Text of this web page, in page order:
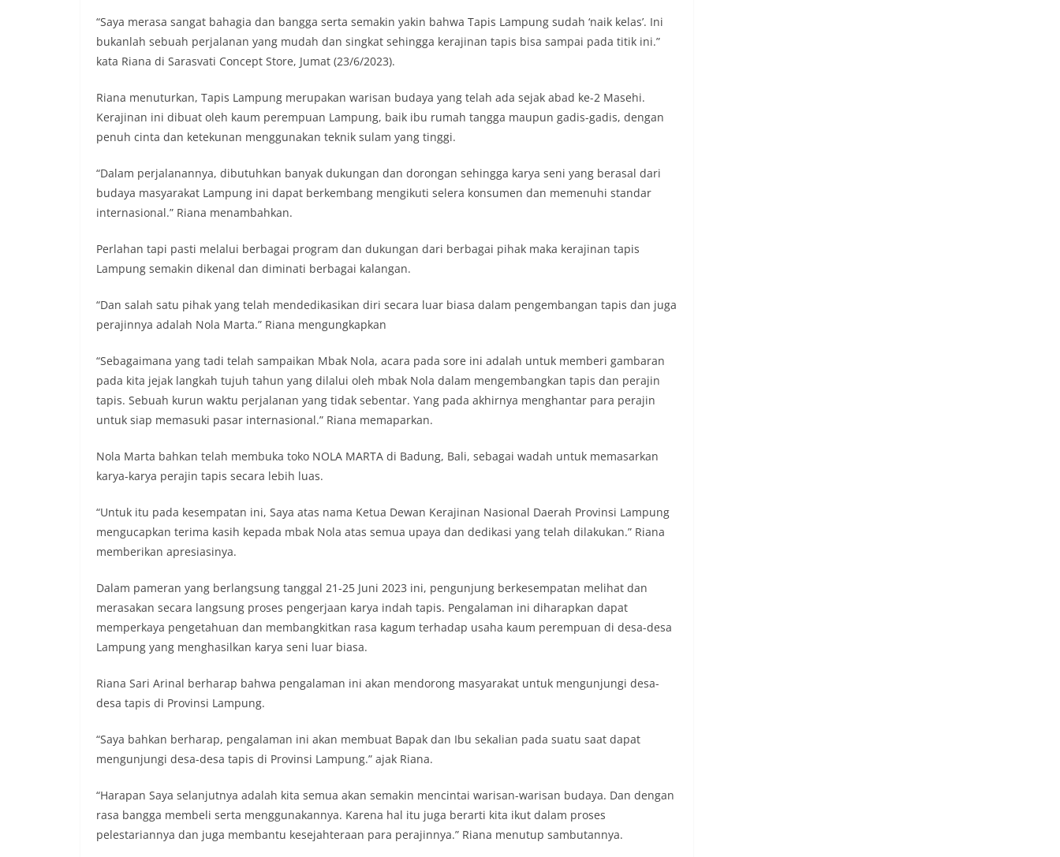
“Saya merasa sangat bahagia dan bangga serta semakin yakin bahwa Tapis Lampung sudah ‘naik kelas’. Ini
bukanlah sebuah perjalanan yang mudah dan singkat sehingga kerajinan tapis bisa sampai pada titik ini.”
kata Riana di Sarasvati Concept Store, Jumat (23/6/2023).
Riana menuturkan, Tapis Lampung merupakan warisan budaya yang telah ada sejak abad ke-2 Masehi.
Kerajinan ini dibuat oleh kaum perempuan Lampung, baik ibu rumah tangga maupun gadis-gadis, dengan
penuh cinta dan ketekunan menggunakan teknik sulam yang tinggi.
“Dalam perjalanannya, dibutuhkan banyak dukungan dan dorongan sehingga karya seni yang berasal dari
budaya masyarakat Lampung ini dapat berkembang mengikuti selera konsumen dan memenuhi standar
internasional.” Riana menambahkan.
Perlahan tapi pasti melalui berbagai program dan dukungan dari berbagai pihak maka kerajinan tapis
Lampung semakin dikenal dan diminati berbagai kalangan.
“Dan salah satu pihak yang telah mendedikasikan diri secara luar biasa dalam pengembangan tapis dan juga
perajinnya adalah Nola Marta.” Riana mengungkapkan
“Sebagaimana yang tadi telah sampaikan Mbak Nola, acara pada sore ini adalah untuk memberi gambaran
pada kita jejak langkah tujuh tahun yang dilalui oleh mbak Nola dalam mengembangkan tapis dan perajin
tapis. Sebuah kurun waktu perjalanan yang tidak sebentar. Yang pada akhirnya menghantar para perajin
untuk siap memasuki pasar internasional.” Riana memaparkan.
Nola Marta bahkan telah membuka toko NOLA MARTA di Badung, Bali, sebagai wadah untuk memasarkan
karya-karya perajin tapis secara lebih luas.
“Untuk itu pada kesempatan ini, Saya atas nama Ketua Dewan Kerajinan Nasional Daerah Provinsi Lampung
mengucapkan terima kasih kepada mbak Nola atas semua upaya dan dedikasi yang telah dilakukan.” Riana
memberikan apresiasinya.
Dalam pameran yang berlangsung tanggal 21-25 Juni 2023 ini, pengunjung berkesempatan melihat dan
merasakan secara langsung proses pengerjaan karya indah tapis. Pengalaman ini diharapkan dapat
memperkaya pengetahuan dan membangkitkan rasa kagum terhadap usaha kaum perempuan di desa-desa
Lampung yang menghasilkan karya seni luar biasa.
Riana Sari Arinal berharap bahwa pengalaman ini akan mendorong masyarakat untuk mengunjungi desa-
desa tapis di Provinsi Lampung.
“Saya bahkan berharap, pengalaman ini akan membuat Bapak dan Ibu sekalian pada suatu saat dapat
mengunjungi desa-desa tapis di Provinsi Lampung.” ajak Riana.
“Harapan Saya selanjutnya adalah kita semua akan semakin mencintai warisan-warisan budaya. Dan dengan
rasa bangga membeli serta menggunakannya. Karena hal itu juga berarti kita ikut dalam proses
pelestariannya dan juga membantu kesejahteraan para perajinnya.” Riana menutup sambutannya.